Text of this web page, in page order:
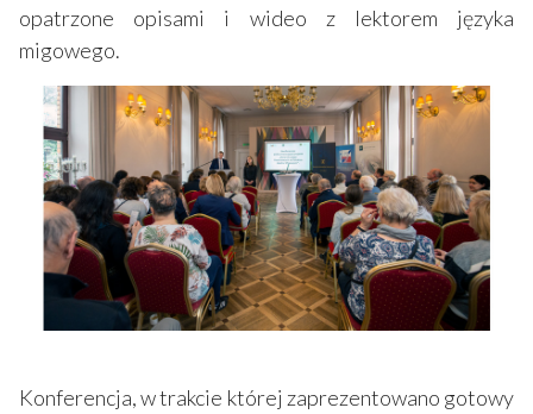
opatrzone opisami i wideo z lektorem języka
migowego.
Konferencja, w trakcie której zaprezentowano gotowy